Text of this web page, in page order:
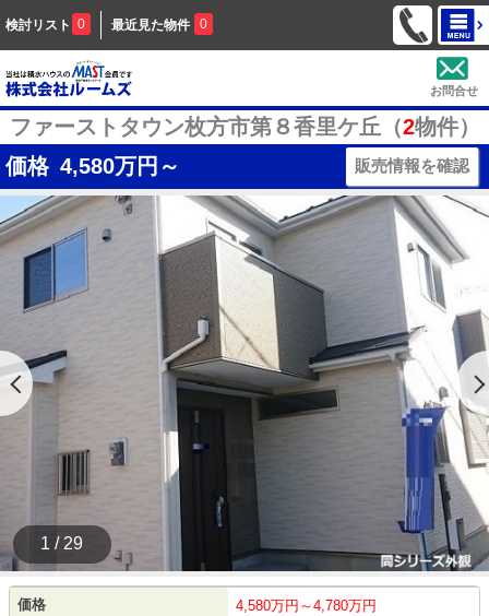
検討リスト 0 最近見た物件 0
お問合せ
ファーストタウン枚方市第８香里ケ丘（2物件）
価格 4,580万円～ 販売情報を確認
1 / 29
価格 4,580万円～4,780万円